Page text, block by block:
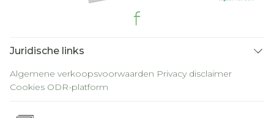
Juridische links
Algemene verkoopsvoorwaarden Privacy disclaimer
Cookies ODR-platform